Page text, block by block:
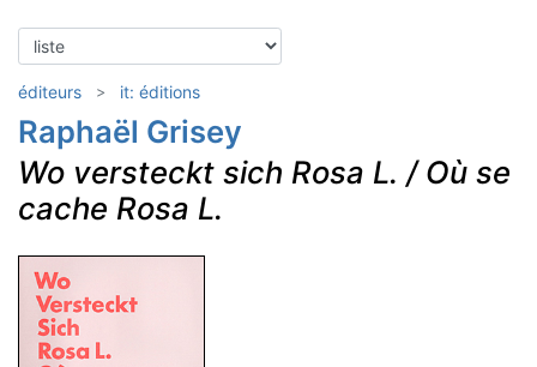
éditeurs it: éditions
Raphaël Grisey
Wo versteckt sich Rosa L. / Où se
cache Rosa L.